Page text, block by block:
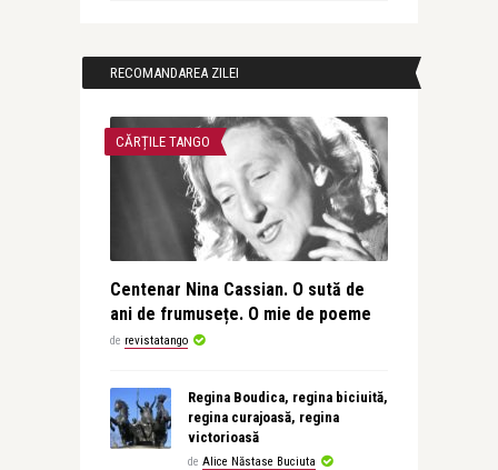
RECOMANDAREA ZILEI
CĂRȚILE TANGO
Centenar Nina Cassian. O sută de
ani de frumusețe. O mie de poeme
de revistatango
Regina Boudica, regina biciuită,
regina curajoasă, regina
victorioasă
de Alice Năstase Buciuta